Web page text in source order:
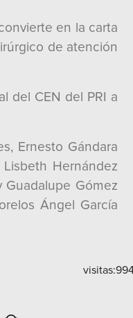
en la carta
de atención
del CEN del PRI a
Ernesto Gándara
Hernández
Guadalupe Gómez
Ángel García
visitas: